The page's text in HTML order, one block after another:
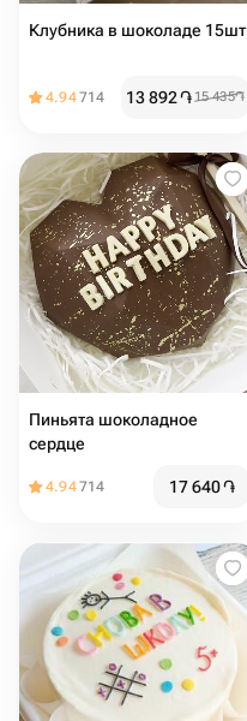
Клубника в шоколаде 15шт
4.94714 13 892֏15 435֏
Пиньята шоколадное
сердце
4.94714 17 640֏